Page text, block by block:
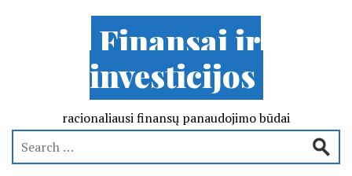
Finansai ir
investicijos
racionaliausi finansų panaudojimo būdai